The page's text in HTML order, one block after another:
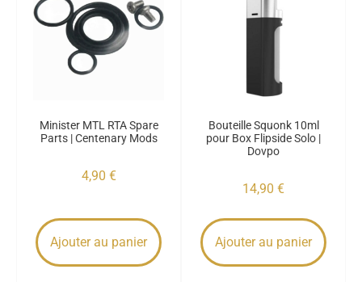
Minister MTL RTA Spare
Parts | Centenary Mods
4,90 €
Ajouter au panier
Bouteille Squonk 10ml
pour Box Flipside Solo |
Dovpo
14,90 €
Ajouter au panier